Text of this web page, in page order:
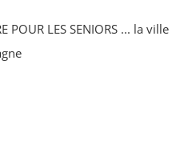
POUR LES SENIORS ... la ville